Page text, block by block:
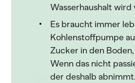
Wasserhaushalt
Es braucht immer
Kohlenstoffpumpe
Zucker in den
Wenn das nicht
der deshalb abnimmt.